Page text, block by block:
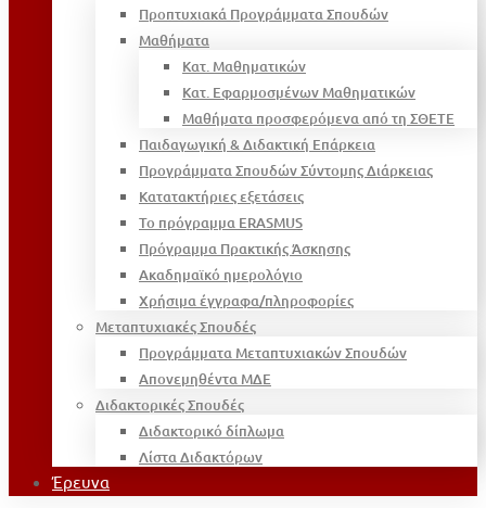
Προπτυχιακά Προγράμματα Σπουδών
Μαθήματα
Κατ. Μαθηματικών
Κατ. Εφαρμοσμένων Μαθηματικών
Μαθήματα προσφερόμενα από τη ΣΘΕΤΕ
Παιδαγωγική & Διδακτική Επάρκεια
Προγράμματα Σπουδών Σύντομης Διάρκειας
Κατατακτήριες εξετάσεις
Το πρόγραμμα ERASMUS
Πρόγραμμα Πρακτικής Άσκησης
Ακαδημαϊκό ημερολόγιο
Χρήσιμα έγγραφα/πληροφορίες
Μεταπτυχιακές Σπουδές
Προγράμματα Μεταπτυχιακών Σπουδών
Απονεμηθέντα ΜΔΕ
Διδακτορικές Σπουδές
Διδακτορικό δίπλωμα
Λίστα Διδακτόρων
Έρευνα